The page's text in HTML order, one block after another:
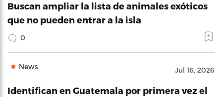
Buscan ampliar la lista de animales exóticos
que no pueden entrar a la isla
0
News Jul 16, 2026
Identifican en Guatemala por primera vez el